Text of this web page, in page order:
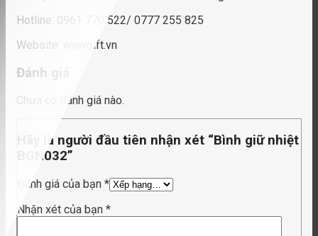
Hotline: 0961 770 522/ 0777 255 825
Website: wowgift.vn
Đánh giá
Chưa có đánh giá nào.
Hãy là người đầu tiên nhận xét “Bình giữ nhiệt
BGN032”
Đánh giá của bạn *
Nhận xét của bạn *